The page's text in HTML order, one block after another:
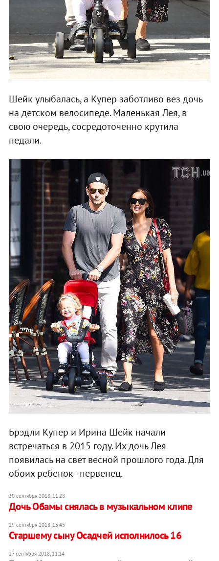
Шейк улыбалась, а Купер заботливо вез дочь
на детском велосипеде. Маленькая Лея, в
свою очередь, сосредоточенно крутила
педали.
Брэдли Купер и Ирина Шейк начали
встречаться в 2015 году. Их дочь Лея
появилась на свет весной прошлого года. Для
обоих ребенок - первенец.
30 сентября 2018, 11:28
Дочь Обамы снялась в музыкальном клипе
29 сентября 2018, 15:45
Старшему сыну Осадчей исполнилось 16
27 сентября 2018, 11:14